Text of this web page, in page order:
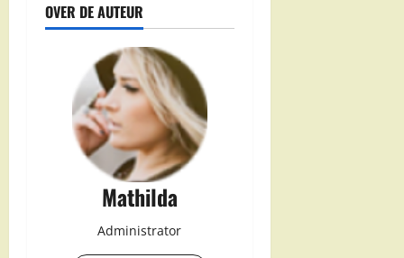
OVER DE AUTEUR
Mathilda
Administrator